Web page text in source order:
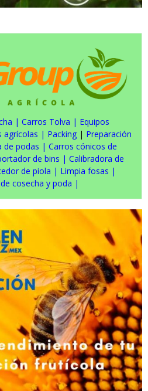
| Carros Tolva | Equipos
agrícolas | Packing | Preparación
de podas | Carros cónicos de
de bins | Calibradora de
de piola | Limpia fosas |
cosecha y poda |